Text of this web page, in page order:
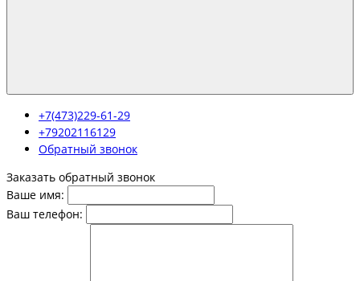
+7(473)229-61-29
+79202116129
Обратный звонок
Заказать обратный звонок
Ваше имя:
Ваш телефон: